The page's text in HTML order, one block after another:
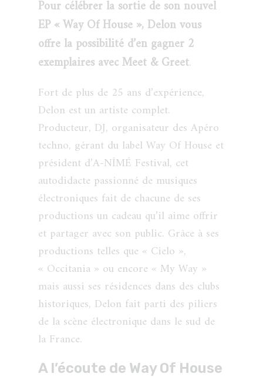
Pour célébrer la sortie de son nouvel
EP « Way Of House », Delon vous
offre la possibilité d’en gagner 2
exemplaires avec Meet & Greet.
Fort de plus de 25 ans d’expérience,
Delon est un artiste complet.
Producteur, DJ, organisateur des Apéro
techno, gérant du label Way Of House et
président d’A-NÎMÉ Festival, cet
autodidacte passionné de musiques
électroniques fait de chacune de ses
productions un cadeau qu’il aime offrir
et partager avec son public. Grâce à ses
productions telles que « Cielo »,
« Occitania » ou encore « My Way »
mais aussi ses résidences dans des clubs
historiques, Delon fait parti des piliers
de la scène électronique dans le sud de
la France.
A l’écoute de Way Of House